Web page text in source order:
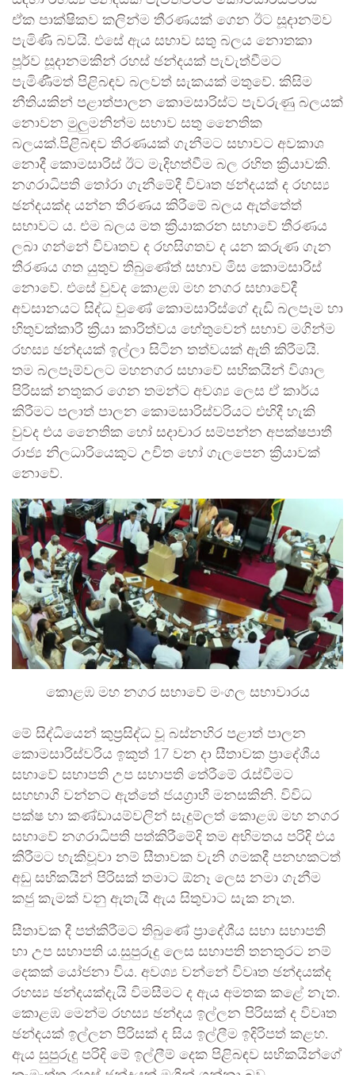
ඒක පාක්ෂිකව කලින්ම තීරණයක් ගෙන ඊට සූදානම්ව
පැමිණි බවයි. එසේ ඇය සභාව සතු බලය නොතකා
පූර්ව සූදානමකින්‍ රහස් ඡන්දයක් පැවැත්වීමට
පැමිණීමත් පිළිබඳව බලවත් සැකයක් මතුවේ. කිසිම
නීතියකින් පළාත්පාලන කොමසාරිස්ට පැවරුණු බලයක්
නොවන මුලුමනින්ම සභාව සතු නෛතික
බලයක්.පිළිබඳව තීරණයක් ගැනීමට සභාවට අවකාශ
නොදී කොමසාරිස් ඊට මැදිහත්වීම බල රහිත ක්‍රියාවකි.
නගරාධිපති තෝරා ගැනීමේදී විවෘත ඡන්දයක් ද රහස්‍ය
ඡන්දයක්ද යන්න තීරණය කිරීමේ බලය ඇත්තේත්
සභාවට ය. එම බලය මත ක්‍රියාකරන සභාවේ තීරණය
ලබා ගන්නේ විවෘතව ද රහසිගතව ද යන කරුණ ගැන
තීරණය ගත යුතුව තිබුණේත් සභාව මිස කොමසාරිස්
නොවේ. එසේ වුවද කොළඹ මහ නගර සභාවේදී
අවසානයට සිද්ධ වුණේ කොමසාරිස්ගේ දැඩි බලපෑම හා
හිතුවක්කාරී ක්‍රියා කාරිත්වය හේතුවෙන් සභාව මගින්‍ම
රහස්‍ය ඡන්දයක් ඉල්ලා සිටින තත්වයක් ඇති කිරීමයි.
තම බලපෑම්වලට මහනගර සභාවේ සභිකයින් විශාල
පිරිසක් නතුකර ගෙන තමන්ට අවශ්‍ය ලෙස ඒ කාර්ය
කිරීමට පලාත් පාලන කොමසාරිස්වරියට එහිදී හැකි
වුවද එය නෛතික හෝ සදාචාර සම්පන්න අපක්ෂපාතී
රාජ්‍ය නිලධාරියෙකුට උචිත හෝ ගැලපෙන ක්‍රියාවක්
නොවේ.
කොළඹ මහ නගර සභාවේ මංගල සභාවාරය
මේ සිද්ධියෙන් කුප්‍රසිද්ධ වූ බස්නහිර පළාත් පාලන
කොමසාරිස්වරිය ඉකුත් 17 වන දා සීතාවක ප්‍රාදේශීය
සභාවේ සභාපති උප සභාපති තේරීමේ රැස්වීමට
සහභාගි වන්නට ඇත්තේ ජයග්‍රාහී මනසකිනි. විවිධ
පක්ෂ හා කණ්ඩායම්වලින් සැදුම්ලත් කොළඹ මහ නගර
සභාවේ නගරාධිපති පත්කිරීමේදි තම අභිමතය පරිදි එය
කිරීමට හැකිවූවා නම් සීතාවක වැනි ගමකදී පනහකටත්
අඩු සභිකයින් පිරිසක් තමාට ඕනෑ ලෙස නමා ගැනීම
කජු කැමක් වනු ඇතැයි ඇය සිතුවාට සැක නැත.
සීතාවක දී පත්කිරීමට තිබුණේ ප්‍රාදේශීය සභා සභාපති
හා උප සභාපති ය.සුපුරුදු ලෙස සභාපති තනතුරට නම්
දෙකක් යෝජනා විය. අවශ්‍ය වන්නේ විවෘත ඡන්දයක්ද
රහස්‍ය ඡන්දයක්දැයි විමසීමට ද ඇය අමතක කළේ නැත.
කොළඹ මෙන්ම රහස්‍ය ඡන්දය ඉල්ලන පිරිසක් ද විවෘත
ඡන්දයක් ඉල්ලන පිරිසක් ද සිය ඉල්ලීම ඉදිරිපත් කළහ.
ඇය සුපුරුදු පරිදි මේ ඉල්ලීම් දෙක පිළිබඳව සභිකයින්ගේ